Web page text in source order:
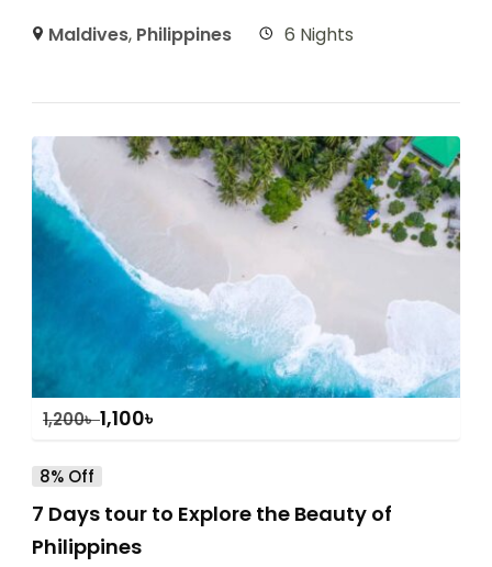
Maldives, Philippines 6 Nights
1,200৳1,100৳
8% Off
7 Days tour to Explore the Beauty of
Philippines